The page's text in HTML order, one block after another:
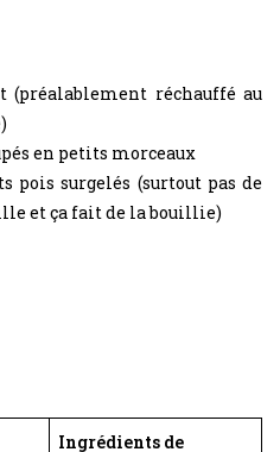
(préalablement réchauffé au
en petits morceaux
pois surgelés (surtout pas de
et ça fait de la bouillie)
Ingrédients de